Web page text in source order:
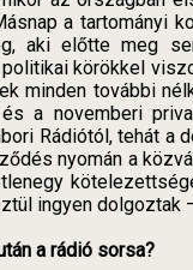
a tartományi
aki előtte meg
körökkel
minden további
a novemberi
Rádiótól, tehát a
nyomán a
ingyen
a rádió sorsa?